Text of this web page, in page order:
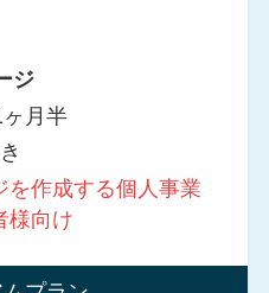
ジ
月半
を作成する個人事業
様向け